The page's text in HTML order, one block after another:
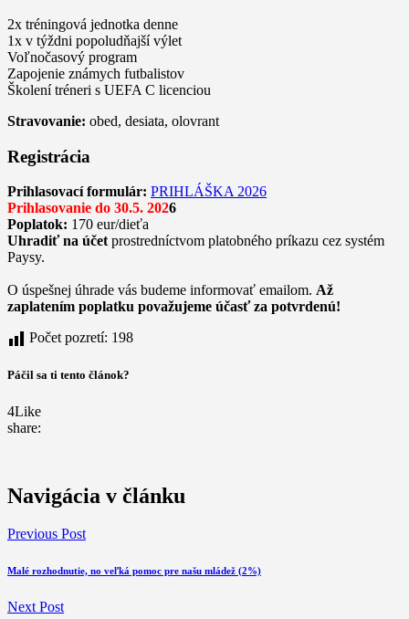
2x tréningová jednotka denne
1x v týždni popoludňajší výlet
Voľnočasový program
Zapojenie známych futbalistov
Školení tréneri s UEFA C licenciou
Stravovanie: obed, desiata, olovrant
Registrácia
Prihlasovací formulár: PRIHLÁŠKA 2026
Prihlasovanie do 30.5. 2026
Poplatok: 170 eur/dieťa
Uhradiť na účet prostredníctvom platobného príkazu cez systém
Paysy.
O úspešnej úhrade vás budeme informovať emailom. Až
zaplatením poplatku považujeme účasť za potvrdenú!
Počet pozretí: 198
Páčil sa ti tento článok?
4Like
share:
Navigácia v článku
Previous Post
Malé rozhodnutie, no veľká pomoc pre našu mládež (2%)
Next Post